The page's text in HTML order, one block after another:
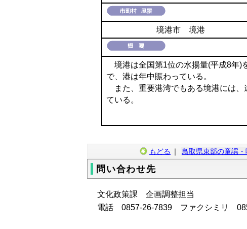
境港市 境港
境港は全国第1位の水揚量(平成8年)
で、港は年中賑わっている。
また、重要港湾でもある境港には、
ている。
もどる ｜ 鳥取県東部の童謡
問い合わせ先
文化政策課 企画調整担当
電話 0857-26-7839ファクシミリ